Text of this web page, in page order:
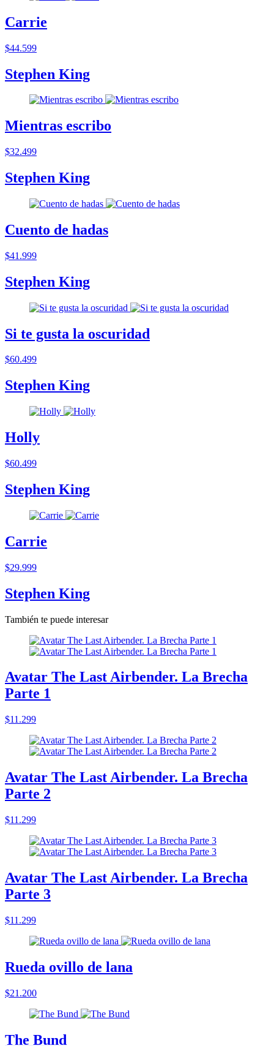
Carrie
$44.599
Stephen King
Mientras escribo
$32.499
Stephen King
Cuento de hadas
$41.999
Stephen King
Si te gusta la oscuridad
$60.499
Stephen King
Holly
$60.499
Stephen King
Carrie
$29.999
Stephen King
También te puede interesar
Avatar The Last Airbender. La Brecha
Parte 1
$11.299
Avatar The Last Airbender. La Brecha
Parte 2
$11.299
Avatar The Last Airbender. La Brecha
Parte 3
$11.299
Rueda ovillo de lana
$21.200
The Bund